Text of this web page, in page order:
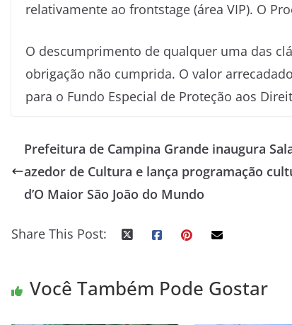
relativamente ao frontstage (área VIP). O
O descumprimento de qualquer uma das
obrigação não cumprida. O valor
para o Fundo Especial de Proteção aos
Prefeitura de Campina Grande inaugura
azedor de Cultura e lança programação
d’O Maior São João do Mundo
Share This Post:
Você Também Pode Gostar